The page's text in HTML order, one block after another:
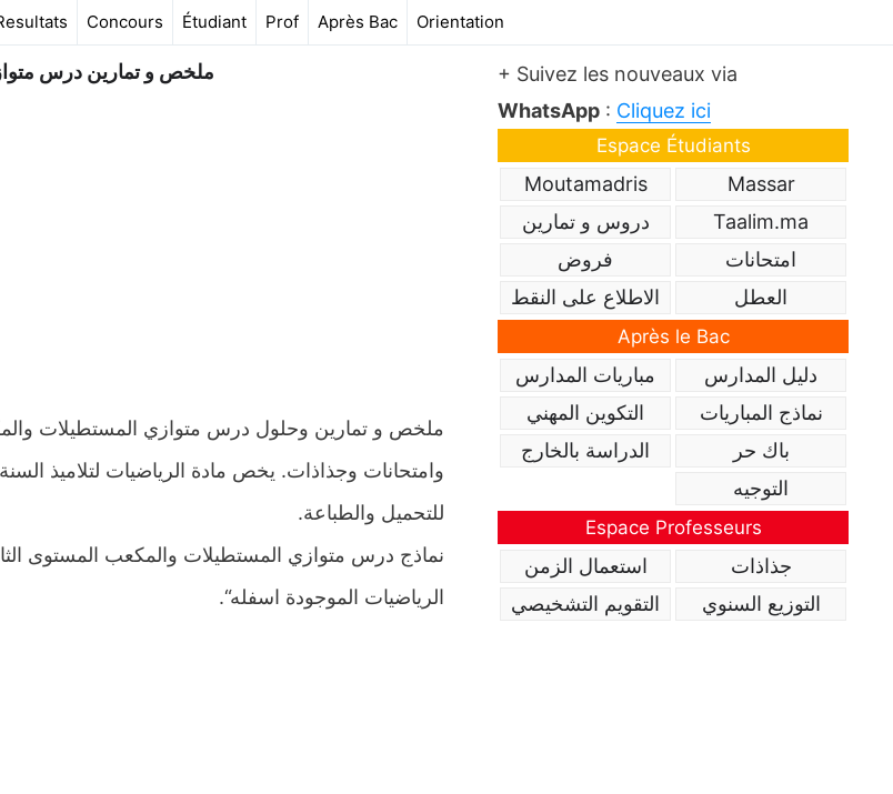
Concours Étudiant Prof Après Bac Orientation
ملخص و تمارين درس
وامتحانات وجذاذات. يخص مادة الرياضيات لتلاميذ
للتحميل والطباعة.
نماذج درس متوازي المستطيلات والمكعب المستوى
الرياضيات الموجودة اسفله“.
+ Suivez les nouveaux via
WhatsApp : Cliquez ici
Espace Étudiants
Massar
Moutamadris
Taalim.ma
دروس و تمارين
امتحانات
فروض
العطل
الاطلاع على النقط
Après le Bac
دليل المدارس
مباريات المدارس
نماذج المباريات
التكوين المهني
باك حر
الدراسة بالخارج
التوجيه
Espace Professeurs
جذاذات
استعمال الزمن
التوزيع السنوي
التقويم التشخيصي